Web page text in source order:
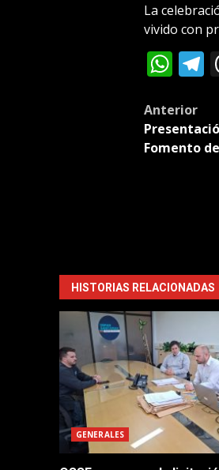
La
vivido con
Post
Anterior
Fomento
HISTORIAS RELACIONADAS
GENERALES